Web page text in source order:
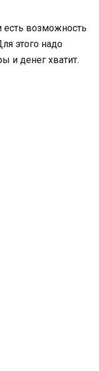
возможность
этого надо
и денег хватит.